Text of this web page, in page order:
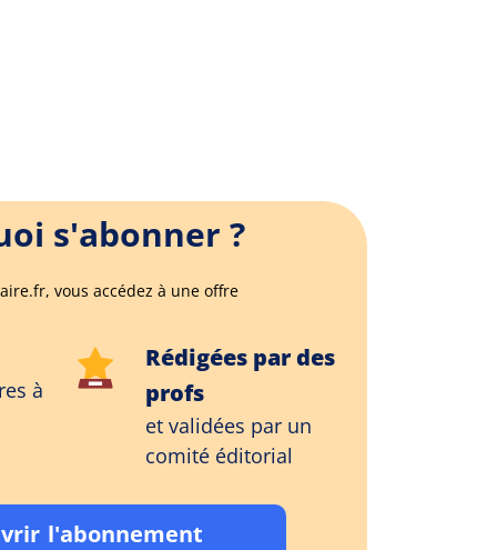
s'abonner ?
vous accédez à une offre
à
Rédigées par des
profs
et validées par un
comité éditorial
l'abonnement